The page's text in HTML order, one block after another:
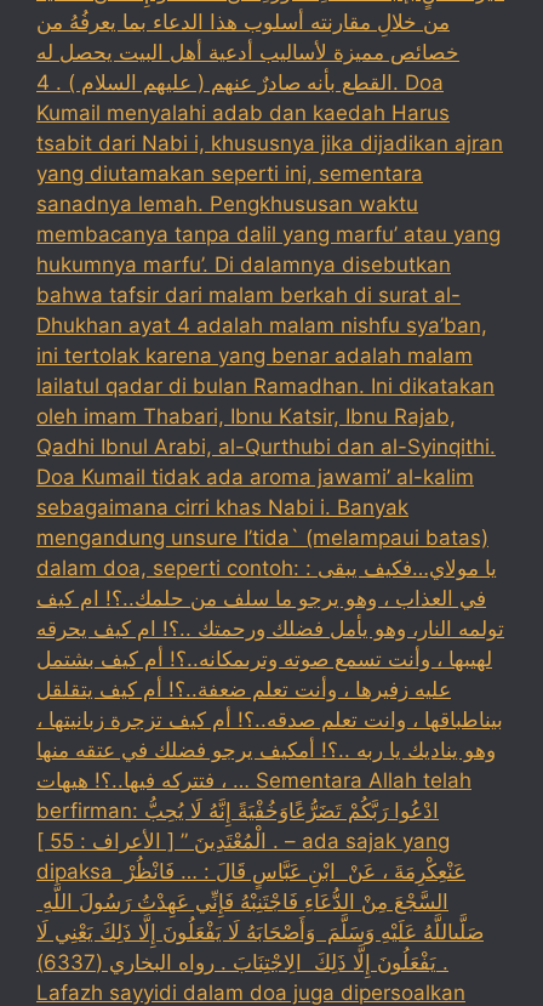
من خلالِ مقارنته أسلوب هذا الدعاء بما يعرفُهُ من
خصائص مميزة لأساليب أدعية أهل البيت يحصل له
القطع بأنه صادرٌ عنهم ( عليهم السلام ) . 4. Doa
Kumail menyalahi adab dan kaedah Harus
tsabit dari Nabi i, khususnya jika dijadikan ajran
yang diutamakan seperti ini, sementara
sanadnya lemah. Pengkhususan waktu
membacanya tanpa dalil yang marfu’ atau yang
hukumnya marfu’. Di dalamnya disebutkan
bahwa tafsir dari malam berkah di surat al-
Dhukhan ayat 4 adalah malam nishfu sya’ban,
ini tertolak karena yang benar adalah malam
lailatul qadar di bulan Ramadhan. Ini dikatakan
oleh imam Thabari, Ibnu Katsir, Ibnu Rajab,
Qadhi Ibnul Arabi, al-Qurthubi dan al-Syinqithi.
Doa Kumail tidak ada aroma jawami’ al-kalim
sebagaimana cirri khas Nabi i. Banyak
mengandung unsure I’tida` (melampaui batas)
dalam doa, seperti contoh: : يا مولاي…فكيف يبقى
في العذاب ، وهو يرجو ما سلف من حلمك..؟! ام كيف
تولمه النار، وهو يأمل فضلك ورحمتك ..؟! ام كيف يحرقه
لهيبها ، وأنت تسمع صوته وترىمكانه..؟! أم كيف بشتمل
عليه زفيرها ، وأنت تعلم ضعفة..؟! أم كيف يتقلقل
بيناطباقها ، وانت تعلم صدقه..؟! أم كيف تزجرة زبانيتها ،
وهو يناديك يا ربه ..؟! أمكيف يرجو فضلك في عتقه منها
، فتتركه فيها..؟! هيهات … Sementara Allah telah
berfirman: ادْعُوا رَبَّكُمْ تَضَرُّعًاوَخُفْيَةً إِنَّهُ لَا يُحِبُّ
الْمُعْتَدِينَ ” [ الأعراف : 55 ] . – ada sajak yang
dipaksa ‏عَنْ‏‏عِكْرِمَةَ ‏، ‏عَنْ ‏ ‏ابْنِ عَبَّاسٍ ‏‏قَالَ : … فَانْظُرْ ‏‏
السَّجْعَ ‏‏مِنْ الدُّعَاءِ فَاجْتَنِبْهُ فَإِنِّي عَهِدْتُ رَسُولَ اللَّهِ ‏
‏صَلَّىاللَّهُ عَلَيْهِ وَسَلَّمَ ‏ ‏وَأَصْحَابَهُ لَا يَفْعَلُونَ إِلَّا ذَلِكَ ‏‏يَعْنِي لَا
يَفْعَلُونَ إِلَّا ذَلِكَ ‏ ‏الِاجْتِنَابَ . رواه البخاري (6337) .
Lafazh sayyidi dalam doa juga dipersoalkan